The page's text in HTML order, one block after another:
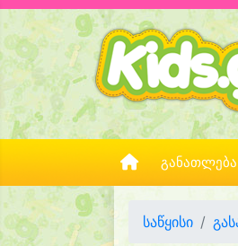
განათლება
საწყისი